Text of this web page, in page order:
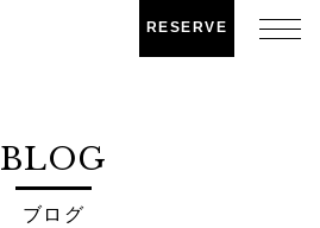
RESERVE
BLOG
ブログ